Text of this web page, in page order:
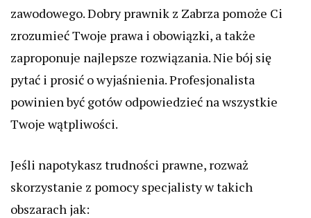
zawodowego. Dobry prawnik z Zabrza pomoże Ci
zrozumieć Twoje prawa i obowiązki, a także
zaproponuje najlepsze rozwiązania. Nie bój się
pytać i prosić o wyjaśnienia. Profesjonalista
powinien być gotów odpowiedzieć na wszystkie
Twoje wątpliwości.
Jeśli napotykasz trudności prawne, rozważ
skorzystanie z pomocy specjalisty w takich
obszarach jak: